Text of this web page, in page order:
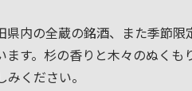
県内の全蔵の銘酒、また季節限
す。杉の香りと木々のぬくも
ください。